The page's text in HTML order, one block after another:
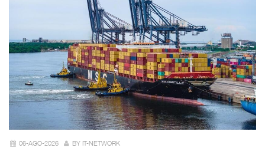
06-AGO-2026 BY IT-NETWORK